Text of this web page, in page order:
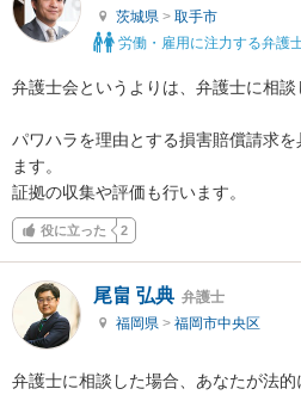
茨城県 > 取手市
労働・雇用に注力する弁護
弁護士会というよりは、弁護士に相談
パワハラを理由とする損害賠償請求
ます。
証拠の収集や評価も行います。
役に立った 2
尾畠 弘典 弁護士
福岡県 > 福岡市中央区
弁護士に相談した場合、あなたが法